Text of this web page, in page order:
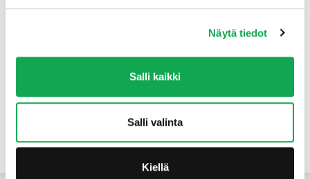
Näytä tiedot
Salli kaikki
Salli valinta
Kiellä